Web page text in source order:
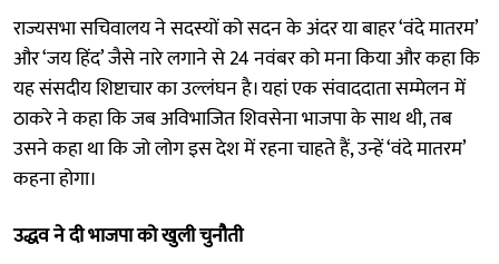
राज्यसभा सचिवालय ने सदस्यों को सदन के अंदर या बाहर ‘वंदे मातरम’
और ‘जय हिंद’ जैसे नारे लगाने से 24 नवंबर को मना किया और कहा कि
यह संसदीय शिष्टाचार का उल्लंघन है। यहां एक संवाददाता सम्मेलन में
ठाकरे ने कहा कि जब अविभाजित शिवसेना भाजपा के साथ थी, तब
उसने कहा था कि जो लोग इस देश में रहना चाहते हैं, उन्हें ‘वंदे मातरम’
कहना होगा।
उद्धव ने दी भाजपा को खुली चुनौती